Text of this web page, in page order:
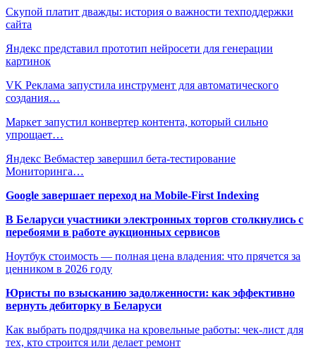
Скупой платит дважды: история о важности техподдержки
сайта
Яндекс представил прототип нейросети для генерации
картинок
VK Реклама запустила инструмент для автоматического
создания…
Маркет запустил конвертер контента, который сильно
упрощает…
Яндекс Вебмастер завершил бета-тестирование
Мониторинга…
Google завершает переход на Mobile-First Indexing
В Беларуси участники электронных торгов столкнулись с
перебоями в работе аукционных сервисов
Ноутбук стоимость — полная цена владения: что прячется за
ценником в 2026 году
Юристы по взысканию задолженности: как эффективно
вернуть дебиторку в Беларуси
Как выбрать подрядчика на кровельные работы: чек-лист для
тех, кто строится или делает ремонт